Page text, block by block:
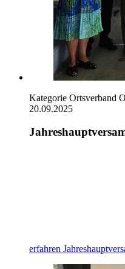
Kategorie Ortsverband
20.09.2025
erfahren